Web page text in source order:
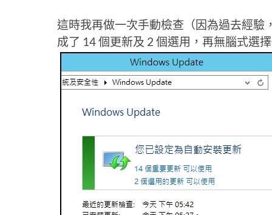
這時我再做一次手動檢查（因為過去經
成了 14 個更新及 2 個選用，再無腦式選